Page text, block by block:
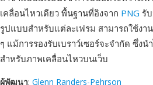
เคลื่อนไหวเดียว พื้นฐานที่อิงจาก PNG รั
รูปแบบสำหรับแต่ละเฟรม สามารถใช้งา
ๆ แม้การรองรับเบราว์เซอร์จะจำกัด ซึ่ง
สำหรับภาพเคลื่อนไหวบนเว็บ
ผู้พัฒนา: Glenn Randers-Pehrson